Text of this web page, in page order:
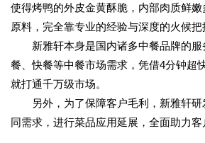
使得烤鸭的外皮金黄酥脆，内部肉质鲜
原料，完全靠专业的经验与深度的火候
新雅轩本身是国内诸多中餐品牌的
餐、快餐等中餐市场需求，凭借4分钟超
就打通千万级市场。
另外，为了保障客户毛利，新雅轩
同需求，进行菜品应用延展，全面助力